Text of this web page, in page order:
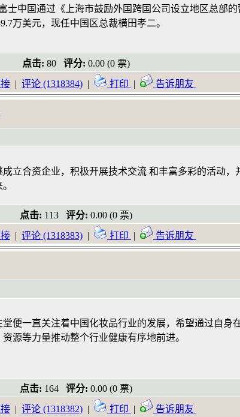
士中国通过《上海市鼓励外国跨国公司设立地区总部
万美元，现任中国区总裁横田孝二。
点击: 80 评分: 0.00 (0 票)
| 评论 (1318384) | 打印 | 告诉朋友
立合资企业，积极开展技术交流 和丰富多彩的活动
点击: 113 评分: 0.00 (0 票)
| 评论 (1318383) | 打印 | 告诉朋友
便一直关注着中国化妆品行业的发展，希望通过自身
源等力量推动整个行业健康有序地前进。
点击: 164 评分: 0.00 (0 票)
| 评论 (1318382) | 打印 | 告诉朋友